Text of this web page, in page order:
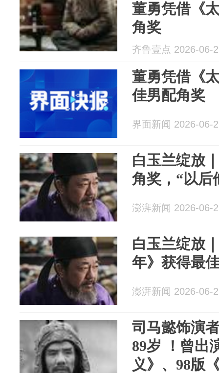
董勇凭借《
角奖
齐鲁壹点 2026-06-
董勇凭借《
佳男配角奖
界面新闻 2026-06-
白玉兰绽放
角奖，“以后
澎湃新闻 2026-06-
白玉兰绽放
年》获得最
澎湃新闻 2026-06-
司马懿饰演
89岁 ！曾出
义》、98版